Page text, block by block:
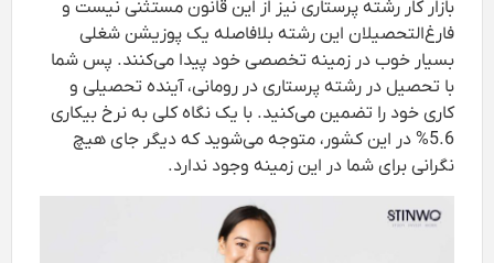
بازار کار رشته پرستاری نیز از این قانون مستثنی نیست و
فارغ‌التحصیلان این رشته بلافاصله یک پوزیشن شغلی
بسیار خوب در زمینه تخصصی خود پیدا می‌کنند. پس شما
با تحصیل در رشته پرستاری در رومانی، آینده تحصیلی و
کاری خود را تضمین می‌کنید. با یک نگاه کلی به نرخ بیکاری
5.6% در این کشور، متوجه می‌شوید که دیگر جای هیچ
نگرانی برای شما در این زمینه وجود ندارد.